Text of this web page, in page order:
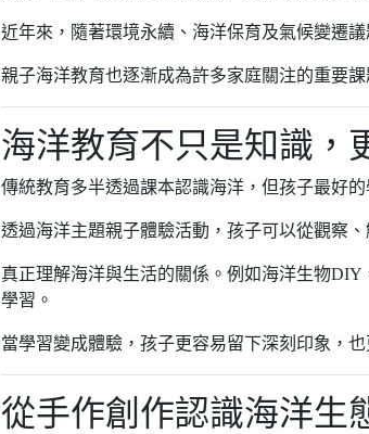
近年來，隨著環境永續、海洋保育及氣候變遷議
親子海洋教育也逐漸成為許多家庭關注的重要課
海洋教育不只是知識，
傳統教育多半透過課本認識海洋，但孩子最好
透過海洋主題親子體驗活動，孩子可以從觀察
真正理解海洋與生活的關係。例如海洋生物
學習。
當學習變成體驗，孩子更容易留下深刻印象，
從手作創作認識海洋生